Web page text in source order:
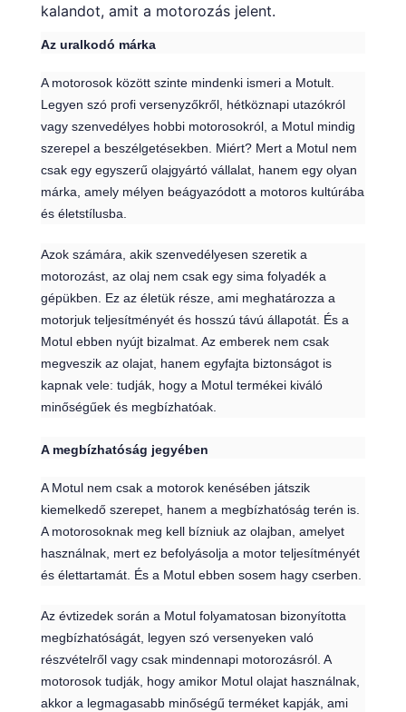
kalandot, amit a motorozás jelent.
Az uralkodó márka
A motorosok között szinte mindenki ismeri a Motult.
Legyen szó profi versenyzőkről, hétköznapi utazókról
vagy szenvedélyes hobbi motorosokról, a Motul mindig
szerepel a beszélgetésekben. Miért? Mert a Motul nem
csak egy egyszerű olajgyártó vállalat, hanem egy olyan
márka, amely mélyen beágyazódott a motoros kultúrába
és életstílusba.
Azok számára, akik szenvedélyesen szeretik a
motorozást, az olaj nem csak egy sima folyadék a
gépükben. Ez az életük része, ami meghatározza a
motorjuk teljesítményét és hosszú távú állapotát. És a
Motul ebben nyújt bizalmat. Az emberek nem csak
megveszik az olajat, hanem egyfajta biztonságot is
kapnak vele: tudják, hogy a Motul termékei kiváló
minőségűek és megbízhatóak.
A megbízhatóság jegyében
A Motul nem csak a motorok kenésében játszik
kiemelkedő szerepet, hanem a megbízhatóság terén is.
A motorosoknak meg kell bízniuk az olajban, amelyet
használnak, mert ez befolyásolja a motor teljesítményét
és élettartamát. És a Motul ebben sosem hagy cserben.
Az évtizedek során a Motul folyamatosan bizonyította
megbízhatóságát, legyen szó versenyeken való
részvételről vagy csak mindennapi motorozásról. A
motorosok tudják, hogy amikor Motul olajat használnak,
akkor a legmagasabb minőségű terméket kapják, ami